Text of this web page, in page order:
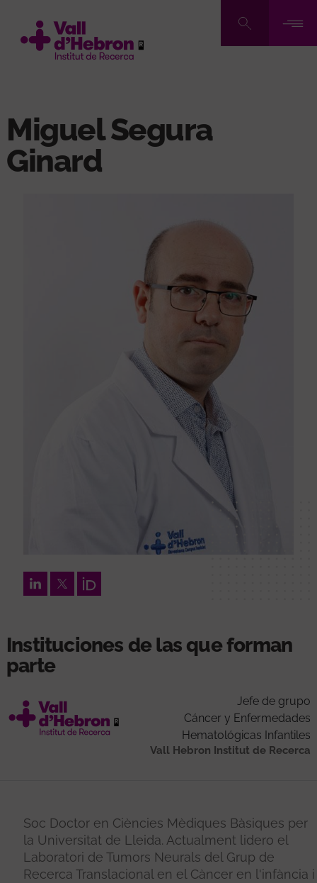
contenido
Miguel Segura
Ginard
LinkedInTwitterOrcid
Instituciones de las que forman
parte
Jefe de grupo
Cáncer y Enfermedades
Hematológicas Infantiles
Vall Hebron Institut de Recerca
Soc Doctor en Ciències Mèdiques Bàsiques per
la Universitat de Lleida. Actualment lidero el
Laboratori de Tumors Neurals del Grup de
Recerca Translacional en el Càncer en l'infància i